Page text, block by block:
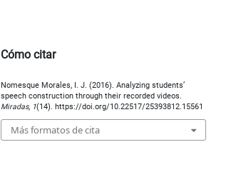
Cómo citar
Nomesque Morales, I. J. (2016). Analyzing students’
speech construction through their recorded videos.
Miradas, 1(14). https://doi.org/10.22517/25393812.15561
Más formatos de cita